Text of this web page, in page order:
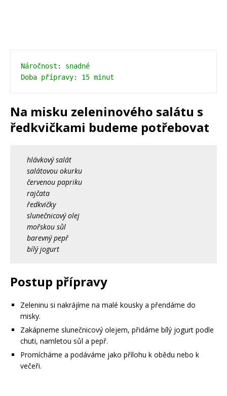
Náročnost: snadné
Doba přípravy: 15 minut
Na misku zeleninového salátu s
ředkvičkami budeme potřebovat
hlávkový salát
salátovou okurku
červenou papriku
rajčata
ředkvičky
slunečnicový olej
mořskou sůl
barevný pepř
bílý jogurt
Postup přípravy
Zeleninu si nakrájíme na malé kousky a přendáme do
misky.
Zakápneme slunečnicový olejem, přidáme bílý jogurt podle
chuti, namletou sůl a pepř.
Promícháme a podáváme jako přílohu k obědu nebo k
večeři.